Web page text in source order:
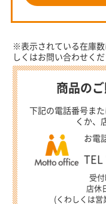
※表示されている在庫
しくはお問い合わせくだ
商品の
下記の電話番号ま
くか、
お電
TEL
受
店休
(くわしくは営